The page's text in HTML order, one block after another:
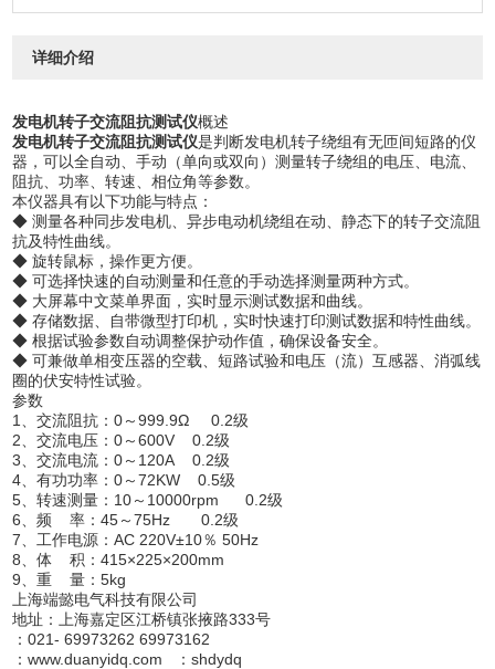
详细介绍
发电机转子交流阻抗测试仪概述
发电机转子交流阻抗测试仪是判断发电机转子绕组有无匝间短路的仪
器，可以全自动、手动（单向或双向）测量转子绕组的电压、电流、
阻抗、功率、转速、相位角等参数。
本仪器具有以下功能与特点：
◆ 测量各种同步发电机、异步电动机绕组在动、静态下的转子交流阻
抗及特性曲线。
◆ 旋转鼠标，操作更方便。
◆ 可选择快速的自动测量和任意的手动选择测量两种方式。
◆ 大屏幕中文菜单界面，实时显示测试数据和曲线。
◆ 存储数据、自带微型打印机，实时快速打印测试数据和特性曲线。
◆ 根据试验参数自动调整保护动作值，确保设备安全。
◆ 可兼做单相变压器的空载、短路试验和电压（流）互感器、消弧线
圈的伏安特性试验。
参数
1、交流阻抗：0～999.9Ω 0.2级
2、交流电压：0～600V 0.2级
3、交流电流：0～120A 0.2级
4、有功功率：0～72KW 0.5级
5、转速测量：10～10000rpm 0.2级
6、频 率：45～75Hz 0.2级
7、工作电源：AC 220V±10％ 50Hz
8、体 积：415×225×200mm
9、重 量：5kg
上海端懿电气科技有限公司
地址：上海嘉定区江桥镇张掖路333号
：021- 69973262 69973162
：www.duanyidq.com ：shdydq